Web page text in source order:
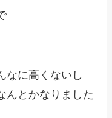
なに高くないし
んとかなりました